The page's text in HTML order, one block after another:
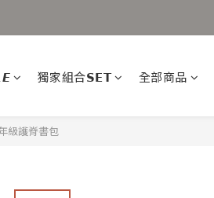
獨家組合𝗦𝗘𝗧 全部商品
級護脊書包